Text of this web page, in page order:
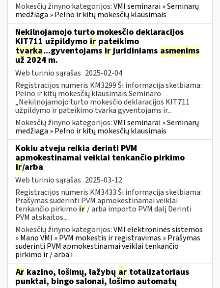
Mokesčių žinyno kategorijos:VMI seminarai » Seminarų
medžiaga » Pelno ir kitų mokesčių klausimais
Nekilnojamojo turto mokesčio deklaracijos
KIT711 užpildymo ir pateikimo
tvarka...gyventojams irjuridiniams asmenims
už 2024 m.
Web turinio sąrašas 2025-02-04
Registracijos numeris KM3299 Ši informacija skelbiama:
Pelno ir kitų mokesčių klausimais Seminaro
„Nekilnojamojo turto mokesčio deklaracijos KIT711
užpildymo ir pateikimo tvarka gyventojams ir...
Mokesčių žinyno kategorijos:VMI seminarai » Seminarų
medžiaga » Pelno ir kitų mokesčių klausimais
Kokiu atveju reikia derinti PVM
apmokestinamai veiklai tenkančio pirkimo
ir/arba
Web turinio sąrašas 2025-03-12
Registracijos numeris KM3433 Ši informacija skelbiama:
Prašymas suderinti PVM apmokestinamai veiklai
tenkančio pirkimo ir / arba importo PVM dalį Derinti
PVM atskaitos...
Mokesčių žinyno kategorijos:VMI elektroninės sistemos
» Mano VMI » PVM mokestis ir registravimas » Prašymas
suderinti PVM apmokestinamai veiklai tenkančio
pirkimo ir / arba i
Ar kazino, lošimų, lažybų ar totalizatoriaus
punktai, bingo salonai, lošimo automatų